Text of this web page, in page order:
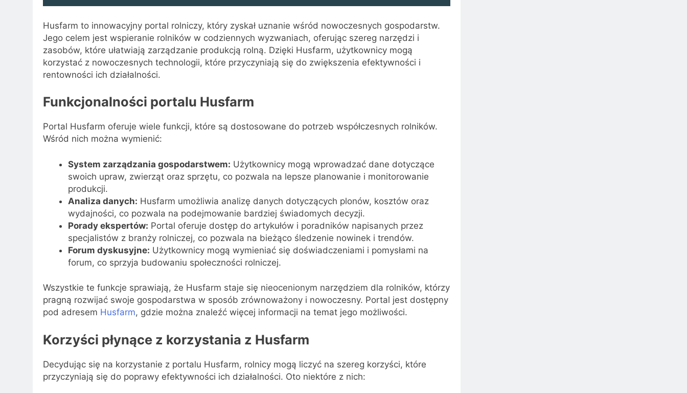
Husfarm to innowacyjny portal rolniczy, który zyskał uznanie wśród nowoczesnych gospodarstw.
Jego celem jest wspieranie rolników w codziennych wyzwaniach, oferując szereg narzędzi i
zasobów, które ułatwiają zarządzanie produkcją rolną. Dzięki Husfarm, użytkownicy mogą
korzystać z nowoczesnych technologii, które przyczyniają się do zwiększenia efektywności i
rentowności ich działalności.
Funkcjonalności portalu Husfarm
Portal Husfarm oferuje wiele funkcji, które są dostosowane do potrzeb współczesnych rolników.
Wśród nich można wymienić:
System zarządzania gospodarstwem: Użytkownicy mogą wprowadzać dane dotyczące
swoich upraw, zwierząt oraz sprzętu, co pozwala na lepsze planowanie i monitorowanie
produkcji.
Analiza danych: Husfarm umożliwia analizę danych dotyczących plonów, kosztów oraz
wydajności, co pozwala na podejmowanie bardziej świadomych decyzji.
Porady ekspertów: Portal oferuje dostęp do artykułów i poradników napisanych przez
specjalistów z branży rolniczej, co pozwala na bieżąco śledzenie nowinek i trendów.
Forum dyskusyjne: Użytkownicy mogą wymieniać się doświadczeniami i pomysłami na
forum, co sprzyja budowaniu społeczności rolniczej.
Wszystkie te funkcje sprawiają, że Husfarm staje się nieocenionym narzędziem dla rolników, którzy
pragną rozwijać swoje gospodarstwa w sposób zrównoważony i nowoczesny. Portal jest dostępny
pod adresem Husfarm, gdzie można znaleźć więcej informacji na temat jego możliwości.
Korzyści płynące z korzystania z Husfarm
Decydując się na korzystanie z portalu Husfarm, rolnicy mogą liczyć na szereg korzyści, które
przyczyniają się do poprawy efektywności ich działalności. Oto niektóre z nich: